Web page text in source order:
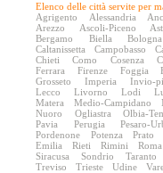
Elenco delle città servite per
Agrigento
Alessandria
Arezzo
Ascoli-Piceno
Bergamo
Biella Bologna
Caltanissetta
Campobasso
Chieti
Como Cosenza
Ferrara
Firenze Foggia
Grosseto
Imperia Invio-
Lecco
Livorno Lodi
Matera
Medio-Campidano
Nuoro
Ogliastra Olbia-
Pavia
Perugia Pesaro-
Pordenone
Potenza Prato
Emilia
Rieti Rimini Roma
Siracusa
Sondrio Taranto
Treviso
Trieste Udine